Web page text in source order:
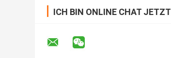
ICH BIN ONLINE CHAT JETZT